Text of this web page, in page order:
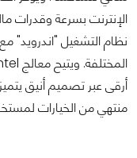
الإنترنت بسرعة وقدرات
نظام التشغيل "اندرويد"
أرقى عبر تصميم أنيق
منتهي من الخيارات